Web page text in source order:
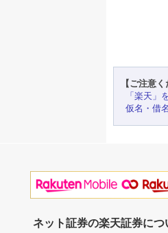
【ご注意く
「楽天」
仮名・借
ネット証券の楽天証券につ